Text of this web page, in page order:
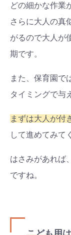
どの細かな作業
さらに大人の真
がるので大人が
期です。
また、保育園で
タイミングで与
まずは大人が付
して進めてみて
はさみがあれば
ですね。